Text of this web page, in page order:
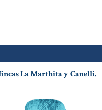
La Marthita y Canelli.